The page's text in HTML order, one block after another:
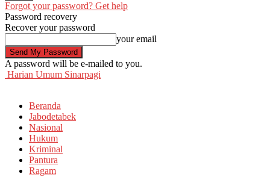
Forgot your password? Get help
Password recovery
Recover your password
your email
A password will be e-mailed to you.
Harian Umum Sinarpagi
Beranda
Jabodetabek
Nasional
Hukum
Kriminal
Pantura
Ragam